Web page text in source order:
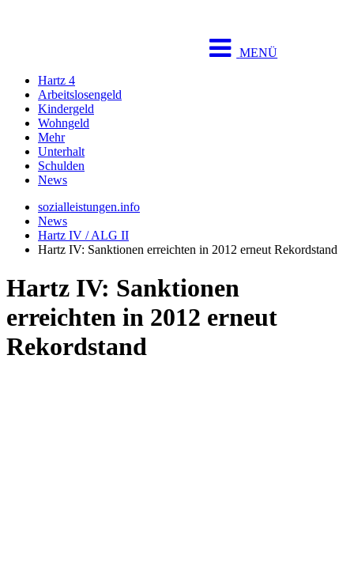
MENÜ
Hartz 4
Arbeitslosengeld
Kindergeld
Wohngeld
Mehr
Unterhalt
Schulden
News
sozialleistungen.info
News
Hartz IV / ALG II
Hartz IV: Sanktionen erreichten in 2012 erneut Rekordstand
Hartz IV: Sanktionen
erreichten in 2012 erneut
Rekordstand